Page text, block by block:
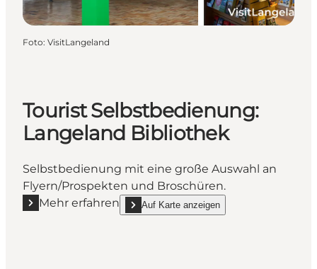
Foto: VisitLangeland
Tourist Selbstbedienung:
Langeland Bibliothek
Selbstbedienung mit eine große Auswahl an
Flyern/Prospekten und Broschüren.
Mehr erfahren
Mehr erfahren "Tourist Selbstbedienung:
Auf Karte anzeigen
show Tourist Selbstbedienung: Langeland